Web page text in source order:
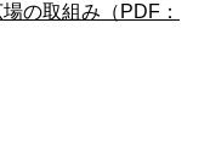
の取組み（PDF：